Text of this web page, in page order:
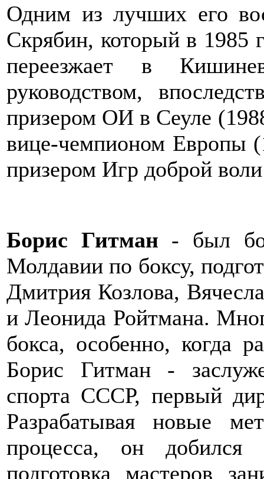
Одним из лучших его
Скрябин, который в 1985
переезжает в
руководством,
призером ОИ в Сеуле
вице-чемпионом Европы
призером Игр доброй
Борис Гитман - был
Молдавии по боксу,
Дмитрия Козлова,
и Леонида Ройтмана.
бокса, особенно, когда
Борис Гитман -
спорта СССР, первый
Разрабатывая новые
процесса, он добился
подготовка мастеров